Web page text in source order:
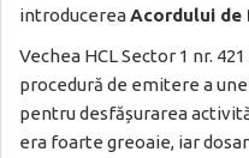
introducereaAcordului de
Vechea HCL Sector 1 nr.
procedură de emitere a
pentru desfășurarea
era foarte greoaie, iar